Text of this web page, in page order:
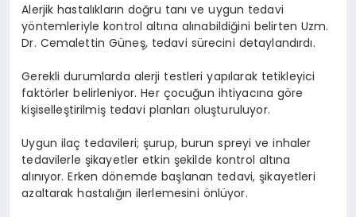
Alerjik hastalıkların doğru tanı ve uygun tedavi
yöntemleriyle kontrol altına alınabildiğini belirten Uzm.
Dr. Cemalettin Güneş, tedavi sürecini detaylandırdı.
Gerekli durumlarda alerji testleri yapılarak tetikleyici
faktörler belirleniyor. Her çocuğun ihtiyacına göre
kişiselleştirilmiş tedavi planları oluşturuluyor.
Uygun ilaç tedavileri; şurup, burun spreyi ve inhaler
tedavilerle şikayetler etkin şekilde kontrol altına
alınıyor. Erken dönemde başlanan tedavi, şikayetleri
azaltarak hastalığın ilerlemesini önlüyor.